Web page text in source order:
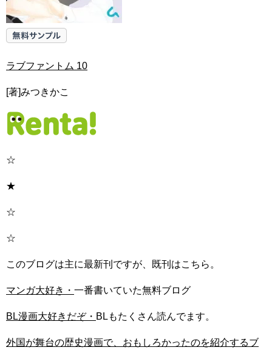
ラブファントム 10
[著]みつきかこ
☆
★
☆
☆
このブログは主に最新刊ですが、既刊はこちら。
マンガ大好き・ 一番書いていた無料ブログ
BL漫画大好きだぞ・ BLもたくさん読んでます。
外国が舞台の歴史漫画で、おもしろかったのを紹介するブ